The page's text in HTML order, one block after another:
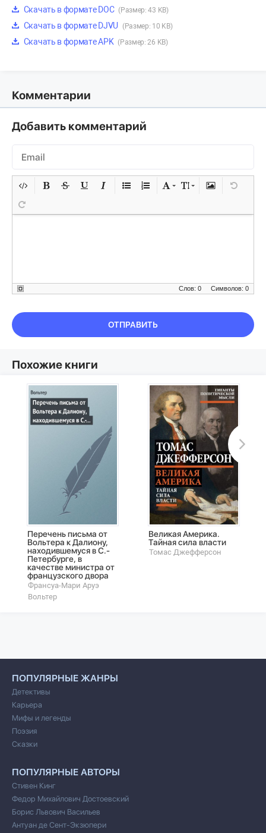
Скачать в формате DOC (Размер: 43 KB)
Скачать в формате DJVU (Размер: 10 KB)
Скачать в формате APK (Размер: 26 KB)
Комментарии
Добавить комментарий
Символов: 0
Слов: 0
ОТПРАВИТЬ
Похожие книги
Перечень письма от
Вольтера к Далиону,
находившемуся в С.-
Петербурге, в
качестве министра от
французского двора
Франсуа-Мари Аруэ
Вольтер
Великая Америка.
Тайная сила власти
Томас Джефферсон
ПОПУЛЯРНЫЕ ЖАНРЫ
Детективы
Карьера
Мифы и легенды
Поэзия
Сказки
ПОПУЛЯРНЫЕ АВТОРЫ
Стивен Кинг
Федор Михайлович Достоевский
Борис Львович Васильев
Антуан де Сент-Экзюпери